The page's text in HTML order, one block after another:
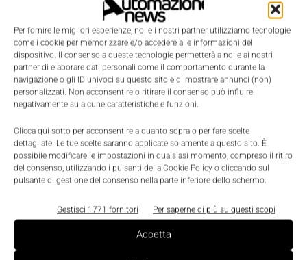
Per fornire le migliori esperienze, noi e i nostri partner utilizziamo tecnologie
come i cookie per memorizzare e/o accedere alle informazioni del
dispositivo. Il consenso a queste tecnologie permetterà a noi e ai nostri
partner di elaborare dati personali come il comportamento durante la
navigazione o gli ID univoci su questo sito e di mostrare annunci (non)
personalizzati. Non acconsentire o ritirare il consenso può influire
negativamente su alcune caratteristiche e funzioni.
Clicca qui sotto per acconsentire a quanto sopra o per fare scelte
dettagliate. Le tue scelte saranno applicate solamente a questo sito. È
possibile modificare le impostazioni in qualsiasi momento, compreso il ritiro
del consenso, utilizzando i pulsanti della Cookie Policy o cliccando sul
pulsante di gestione del consenso nella parte inferiore dello schermo.
Gestisci 1771 fornitori Per saperne di più su questi scopi
Accetta
Scenari
Design compatto per la pulsanteria
Shorton connect
Nicoletta Buora 4 Dicembre 2019